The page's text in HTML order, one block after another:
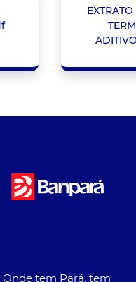
Onde tem Pará, tem